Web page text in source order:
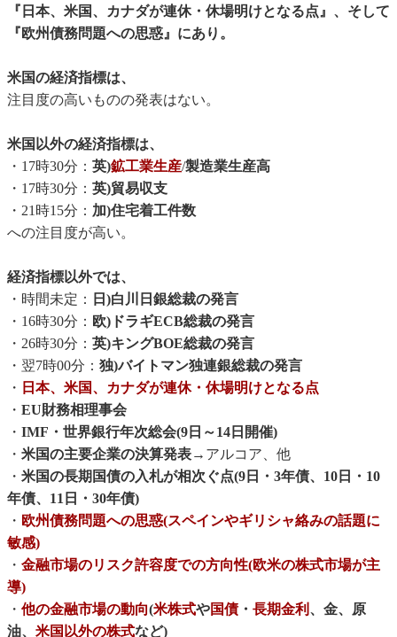
『日本、米国、カナダが連休・休場明けとなる点』、そして
『欧州債務問題への思惑』にあり。
米国の経済指標は、
注目度の高いものの発表はない。
米国以外の経済指標は、
・17時30分： 英)鉱工業生産/製造業生産高
・17時30分： 英)貿易収支
・21時15分： 加)住宅着工件数
への注目度が高い。
経済指標以外では、
・時間未定：
日)白川日銀総裁の発言
・16時30分： 欧)ドラギECB総裁の発言
・26時30分： 英)キングBOE総裁の発言
・翌7時00分： 独)バイトマン独連銀総裁の発言
・ 日本、米国、カナダが連休・休場明けとなる点
・ EU財務相理事会
・ IMF・世界銀行年次総会(9日～14日開催)
・ 米国の主要企業の決算発表→ アルコア、他
・ 米国の長期国債の入札が相次ぐ点(9日・3年債、10日・10
年債、11日・30年債)
・ 欧州債務問題への思惑(スペインやギリシャ絡みの話題に
敏感)
・ 金融市場のリスク許容度での方向性(欧米の株式市場が主
導)
・ 他の金融市場の動向(米株式や国債・ 長期金利 、金、原
油、 米国以外の株式など)